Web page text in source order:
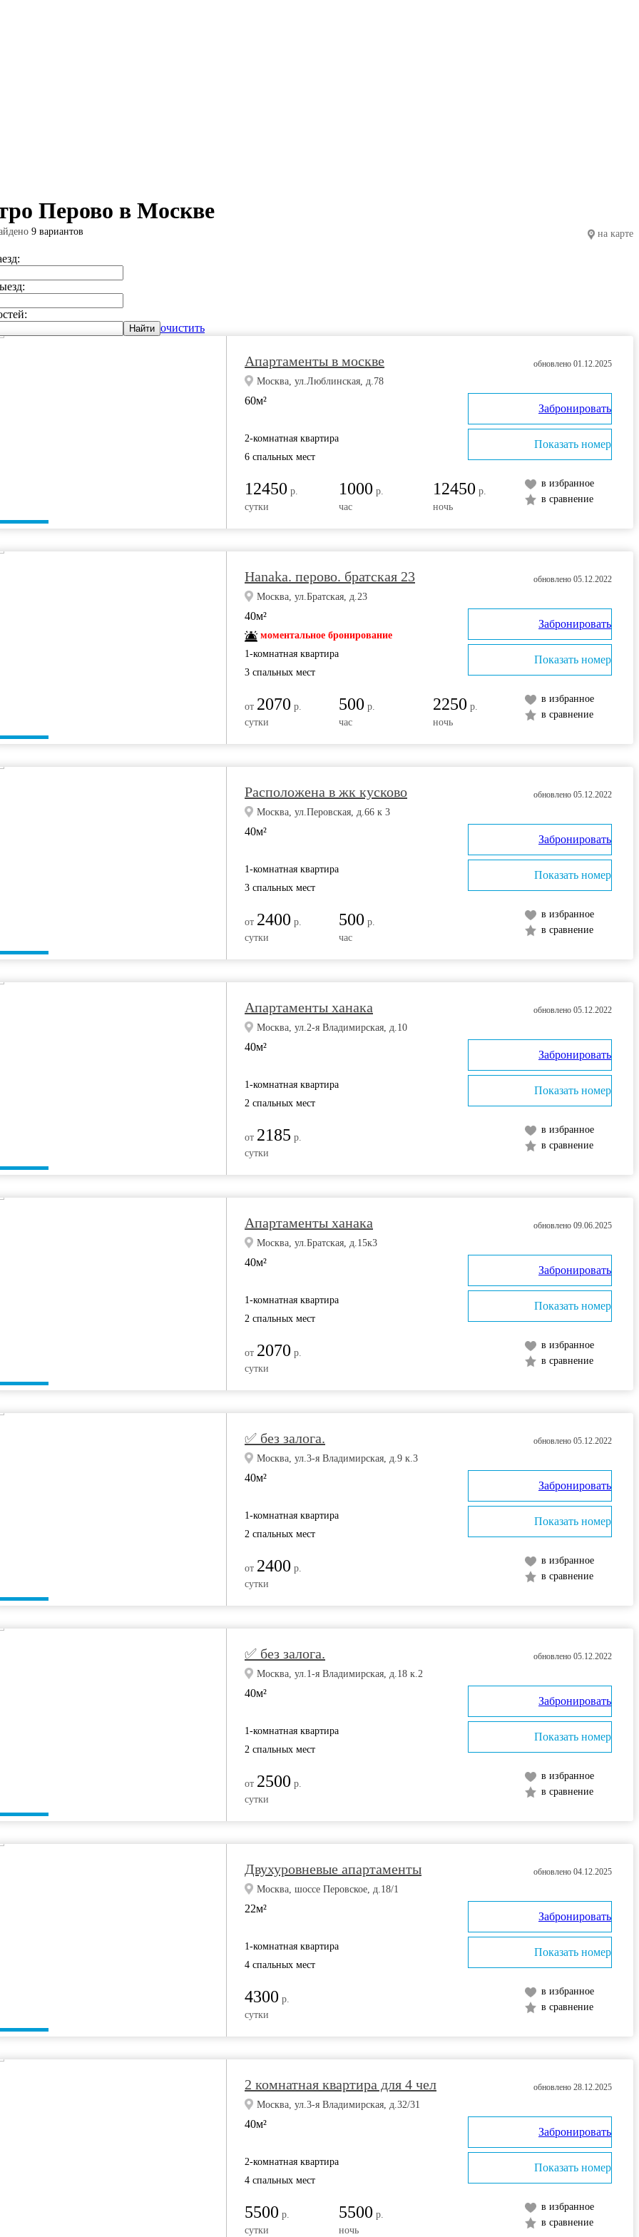
Перово в Москве
Найти очистить
на карте
9 вариантов
Апартаменты в москве
Москва, ул.Люблинская, д.78
60м²
2-комнатная квартира
6 спальных мест
12450 р.
сутки
1000 р.
час
12450 р.
ночь
обновлено 01.12.2025
в избранное
в сравнение
Забронировать
Показать номер
Hanaka. перово. братская 23
Москва, ул.Братская, д.23
40м²
моментальное бронирование
1-комнатная квартира
3 спальных мест
от 2070 р.
сутки
500 р.
час
2250 р.
ночь
обновлено 05.12.2022
в избранное
в сравнение
Забронировать
Показать номер
Расположена в жк кусково
Москва, ул.Перовская, д.66 к 3
40м²
1-комнатная квартира
3 спальных мест
от 2400 р.
сутки
500 р.
час
обновлено 05.12.2022
в избранное
в сравнение
Забронировать
Показать номер
Апартаменты ханака
Москва, ул.2-я Владимирская, д.10
40м²
1-комнатная квартира
2 спальных мест
от 2185 р.
сутки
обновлено 05.12.2022
в избранное
в сравнение
Забронировать
Показать номер
Апартаменты ханака
Москва, ул.Братская, д.15к3
40м²
1-комнатная квартира
2 спальных мест
от 2070 р.
сутки
обновлено 09.06.2025
в избранное
в сравнение
Забронировать
Показать номер
✅ без залога.
Москва, ул.3-я Владимирская, д.9 к.3
40м²
1-комнатная квартира
2 спальных мест
от 2400 р.
сутки
обновлено 05.12.2022
в избранное
в сравнение
Забронировать
Показать номер
✅ без залога.
Москва, ул.1-я Владимирская, д.18 к.2
40м²
1-комнатная квартира
2 спальных мест
от 2500 р.
сутки
обновлено 05.12.2022
в избранное
в сравнение
Забронировать
Показать номер
Двухуровневые апартаменты
Москва, шоссе Перовское, д.18/1
22м²
1-комнатная квартира
4 спальных мест
4300 р.
сутки
обновлено 04.12.2025
в избранное
в сравнение
Забронировать
Показать номер
2 комнатная квартира для 4 чел
Москва, ул.3-я Владимирская, д.32/31
40м²
2-комнатная квартира
4 спальных мест
5500 р.
сутки
5500 р.
ночь
обновлено 28.12.2025
в избранное
в сравнение
Забронировать
Показать номер